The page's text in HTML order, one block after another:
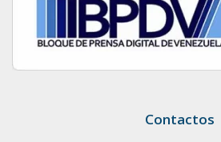
Contactos